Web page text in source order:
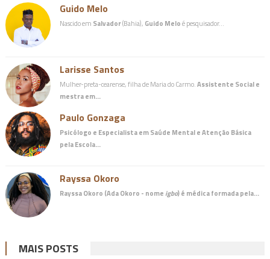
Guido Melo
Nascido em Salvador(Bahia), Guido Meloé pesquisador…
Larisse Santos
Mulher-preta-cearense, filha de Maria do Carmo.Assistente Social e
mestra em…
Paulo Gonzaga
Psicólogo e Especialista em Saúde Mental e Atenção Básica
pela Escola…
Rayssa Okoro
Rayssa Okoro (Ada Okoro - nome igbo) é médicaformada pela…
MAIS POSTS